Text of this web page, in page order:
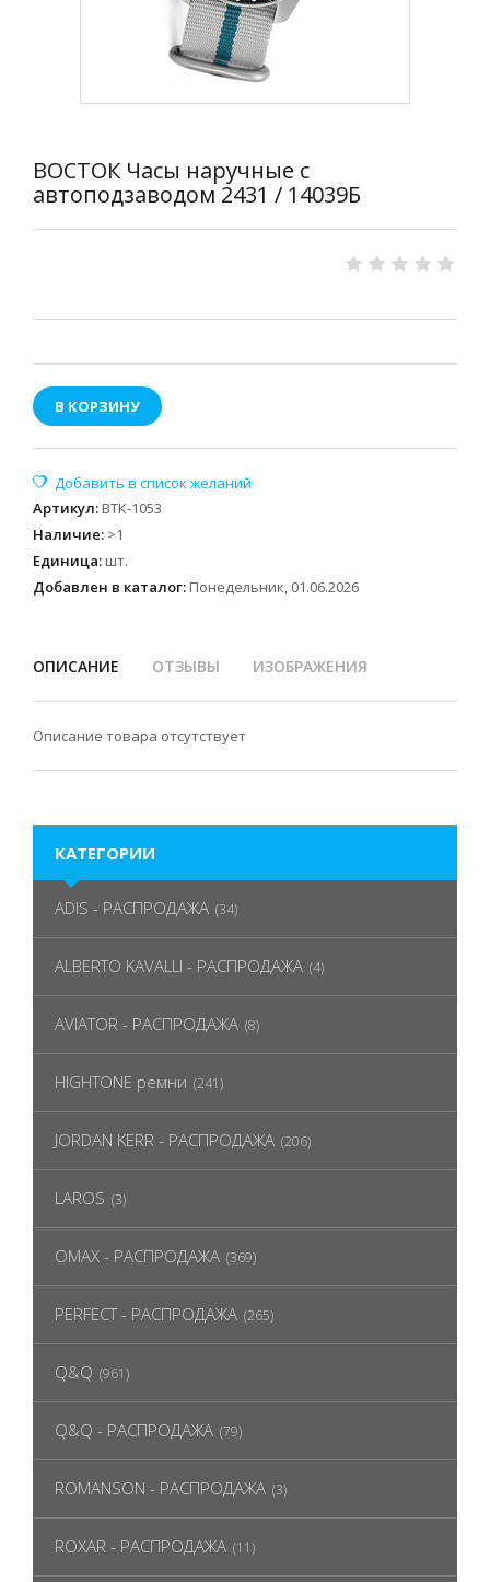
ВОСТОК Часы наручные с
автоподзаводом 2431 / 14039Б
В КОРЗИНУ
Артикул: ВТК-1053
Наличие: >1
Единица: шт.
Добавлен в каталог: Понедельник, 01.06.2026
ОПИСАНИЕ ОТЗЫВЫ ИЗОБРАЖЕНИЯ
Описание товара отсутствует
КАТЕГОРИИ
ADIS - РАСПРОДАЖА (34)
ALBERTO KAVALLI - РАСПРОДАЖА (4)
AVIATOR - РАСПРОДАЖА (8)
HIGHTONE ремни (241)
JORDAN KERR - РАСПРОДАЖА (206)
LAROS (3)
OMAX - РАСПРОДАЖА (369)
PERFECT - РАСПРОДАЖА (265)
Q&Q (961)
Q&Q - РАСПРОДАЖА (79)
ROMANSON - РАСПРОДАЖА (3)
ROXAR - РАСПРОДАЖА (11)